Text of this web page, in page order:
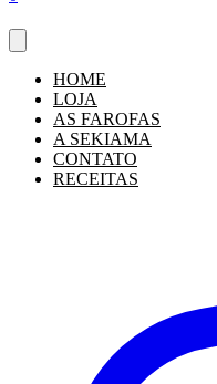
HOME
LOJA
AS FAROFAS
A SEKIAMA
CONTATO
RECEITAS